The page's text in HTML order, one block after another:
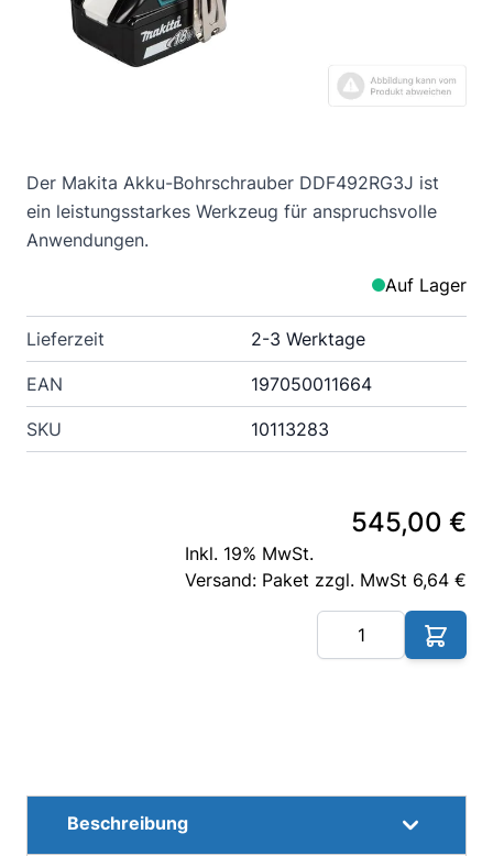
Der Makita Akku-Bohrschrauber DDF492RG3J ist
ein leistungsstarkes Werkzeug für anspruchsvolle
Anwendungen.
Auf Lager
Lieferzeit 2-3 Werktage
EAN 197050011664
SKU 10113283
545,00 €
Inkl. 19% MwSt.
Versand: Paket zzgl. MwSt 6,64 €
Beschreibung